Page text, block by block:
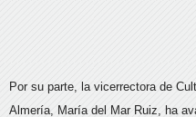
Por su parte, la vicerrectora de
Almería, María del Mar Ruiz, ha